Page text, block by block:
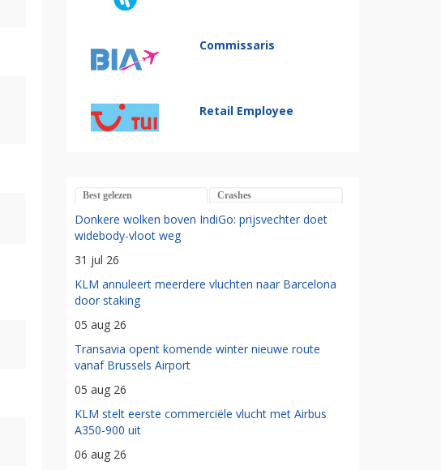
Commissaris
Retail Employee
Best gelezen Crashes
Donkere wolken boven IndiGo: prijsvechter doet
widebody-vloot weg
31 jul 26
KLM annuleert meerdere vluchten naar Barcelona
door staking
05 aug 26
Transavia opent komende winter nieuwe route
vanaf Brussels Airport
05 aug 26
KLM stelt eerste commerciële vlucht met Airbus
A350-900 uit
06 aug 26